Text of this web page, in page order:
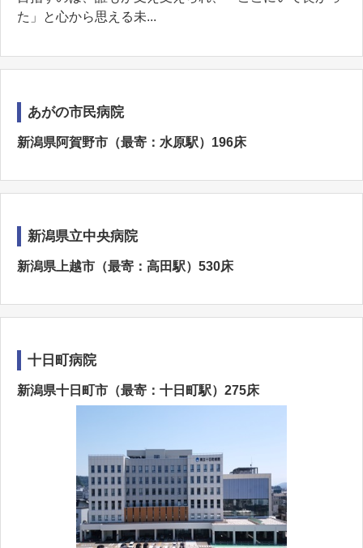
た」と心から思える未...
あがの市民病院
新潟県阿賀野市（最寄：水原駅）196床
新潟県立中央病院
新潟県上越市（最寄：高田駅）530床
十日町病院
新潟県十日町市（最寄：十日町駅）275床